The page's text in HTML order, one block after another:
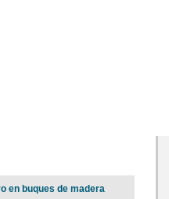
en buques de madera